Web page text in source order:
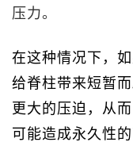
压力。
在这种情况下，
给脊柱带来短暂
更大的压迫，从
可能造成永久性的